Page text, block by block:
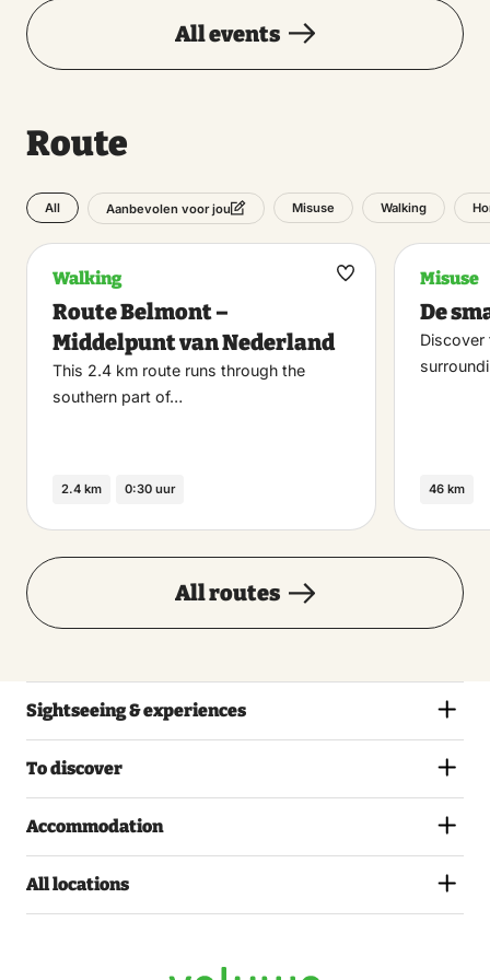
All events
Route
All Aanbevolen voor jou Misuse Walking
Walking
Route Belmont –
Middelpunt van Nederland
This 2.4 km route runs through the
southern part of…
2.4 km 0:30 uur
Maak
Misuse
De
Discover
46 km
All routes
Sightseeing & experiences
To discover
Accommodation
All locations